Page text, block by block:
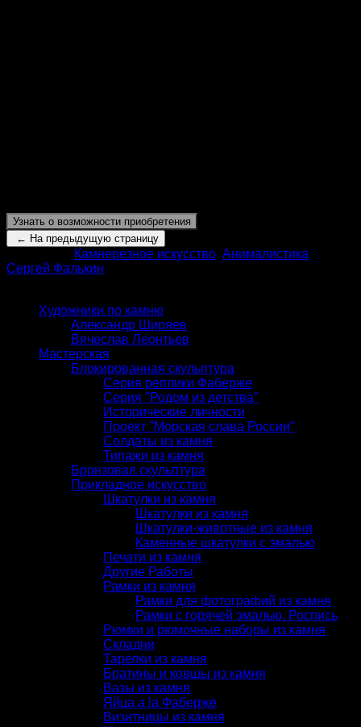
Узнать о возможности приобретения
Камнерезное искусство Анималистика
Сергей Фалькин
Художники по камню
Александр Ширяев
Вячеслав Леонтьев
Мастерская
Блокированная скульптура
Серия реплики Фаберже
Серия "Родом из детства"
Исторические личности
Проект "Морская слава России"
Солдаты из камня
Типажи из камня
Бронзовая скульптура
Прикладное искусство
Шкатулки из камня
Шкатулки из камня
Шкатулки-животные из камня
Каменные шкатулки с эмалью
Печати из камня
Другие Работы
Рамки из камня
Рамки для фотографий из камня
Рамки с горячей эмалью. Роспись
Рюмки и рюмочные наборы из камня
Складни
Тарелки из камня
Братины и ковшы из камня
Вазы из камня
Яйца a la Фаберже
Визитницы из камня